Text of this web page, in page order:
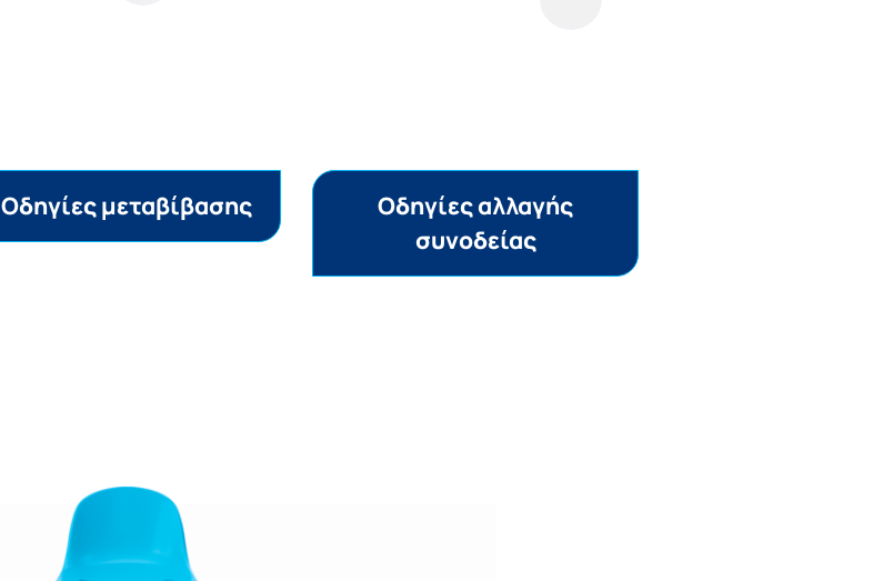
Οδηγίες μεταβίβασης
Oδηγίες αλλαγής
συνοδείας